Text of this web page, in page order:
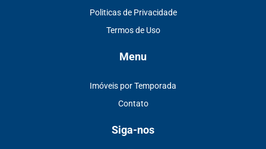
Politicas de Privacidade
Termos de Uso
Menu
Imóveis por Temporada
Contato
Siga-nos